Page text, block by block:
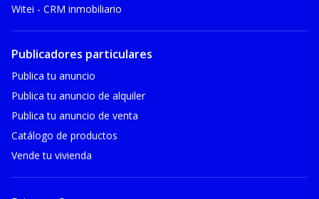
Witei - CRM inmobiliario
Publicadores particulares
Publica tu anuncio
Publica tu anuncio de alquiler
Publica tu anuncio de venta
Catálogo de productos
Vende tu vivienda